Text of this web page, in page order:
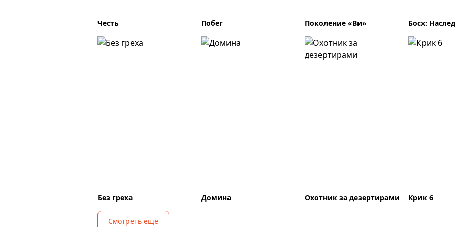
Честь Побег Поколение «Ви» Босх:
Без греха Домина Охотник за дезертирами Крик 6
Смотреть еще